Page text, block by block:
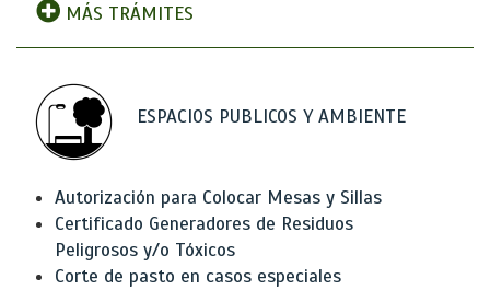
MÁS TRÁMITES
ESPACIOS PUBLICOS Y AMBIENTE
Autorización para Colocar Mesas y Sillas
Certificado Generadores de Residuos
Peligrosos y/o Tóxicos
Corte de pasto en casos especiales